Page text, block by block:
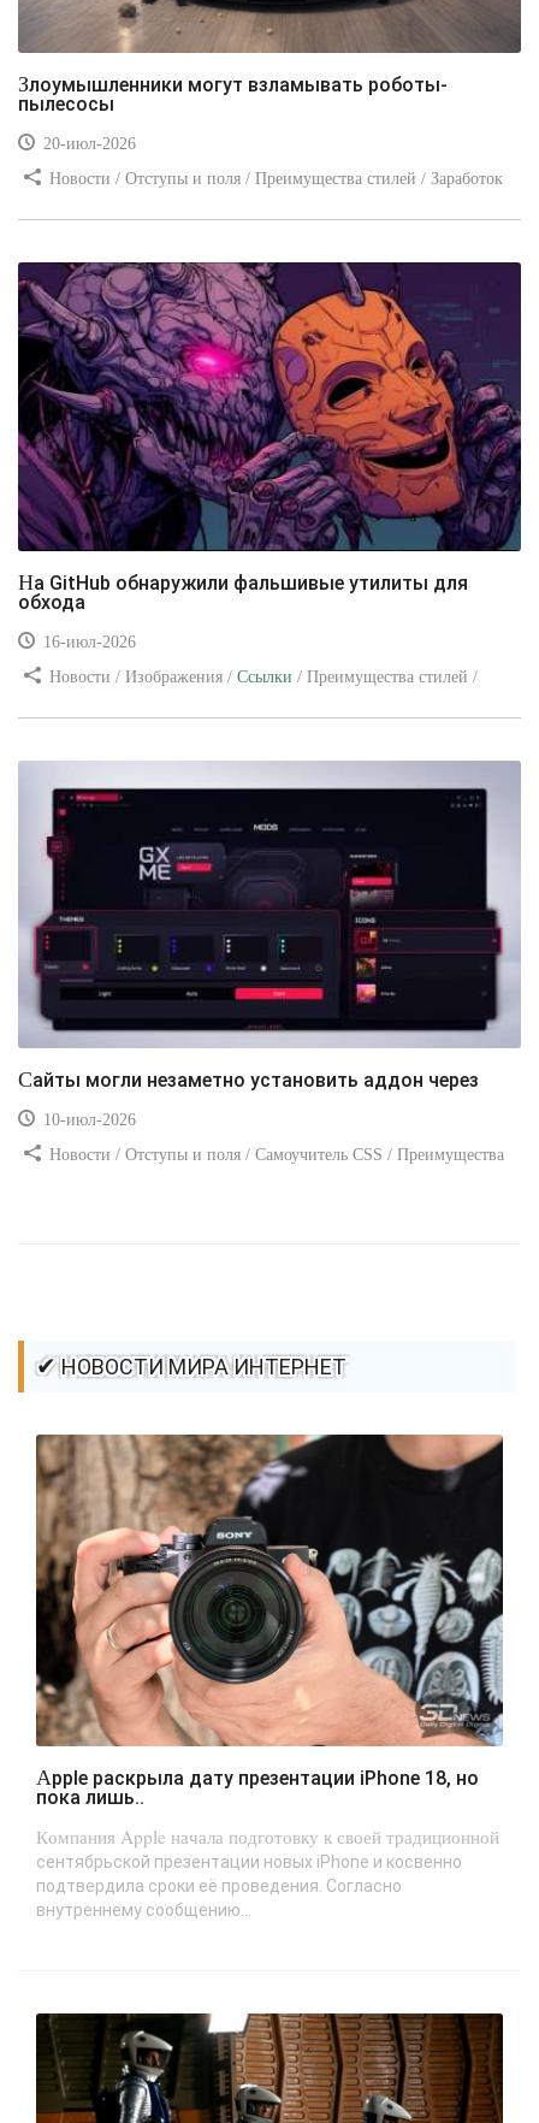
Злоумышленники могут взламывать роботы-
пылесосы
20-июл-2026
Новости / Отступы и поля / Преимущества стилей / Заработок
На GitHub обнаружили фальшивые утилиты для
обхода
16-июл-2026
Новости / Изображения / Ссылки / Преимущества стилей /
Сайты могли незаметно установить аддон через
10-июл-2026
Новости / Отступы и поля / Самоучитель CSS / Преимущества
✔ НОВОСТИ МИРА ИНТЕРНЕТ
Apple раскрыла дату презентации iPhone 18, но
пока лишь..
Компания Apple начала подготовку к своей традиционной
сентябрьской презентации новых iPhone и косвенно
подтвердила сроки её проведения. Согласно
внутреннему сообщению...